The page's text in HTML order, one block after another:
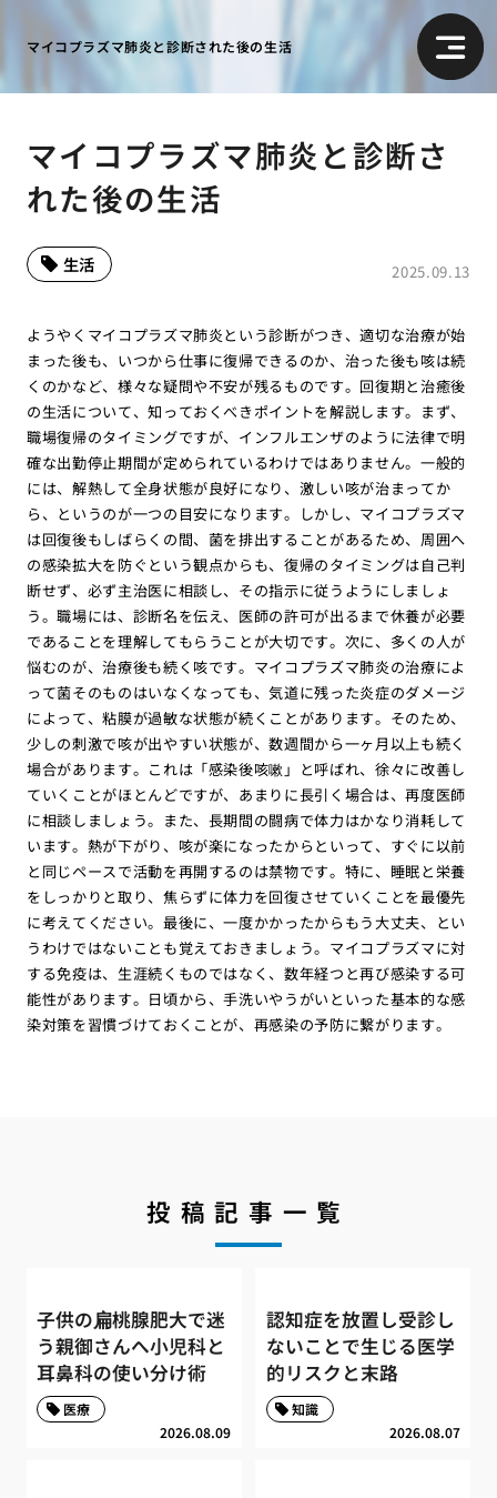
マイコプラズマ肺炎と診断された後の生活
マイコプラズマ肺炎と診断さ
れた後の生活
2025.09.13
生活
ようやくマイコプラズマ肺炎という診断がつき、適切な治療が始
まった後も、いつから仕事に復帰できるのか、治った後も咳は続
くのかなど、様々な疑問や不安が残るものです。回復期と治癒後
の生活について、知っておくべきポイントを解説します。まず、
職場復帰のタイミングですが、インフルエンザのように法律で明
確な出勤停止期間が定められているわけではありません。一般的
には、解熱して全身状態が良好になり、激しい咳が治まってか
ら、というのが一つの目安になります。しかし、マイコプラズマ
は回復後もしばらくの間、菌を排出することがあるため、周囲へ
の感染拡大を防ぐという観点からも、復帰のタイミングは自己判
断せず、必ず主治医に相談し、その指示に従うようにしましょ
う。職場には、診断名を伝え、医師の許可が出るまで休養が必要
であることを理解してもらうことが大切です。次に、多くの人が
悩むのが、治療後も続く咳です。マイコプラズマ肺炎の治療によ
って菌そのものはいなくなっても、気道に残った炎症のダメージ
によって、粘膜が過敏な状態が続くことがあります。そのため、
少しの刺激で咳が出やすい状態が、数週間から一ヶ月以上も続く
場合があります。これは「感染後咳嗽」と呼ばれ、徐々に改善し
ていくことがほとんどですが、あまりに長引く場合は、再度医師
に相談しましょう。また、長期間の闘病で体力はかなり消耗して
います。熱が下がり、咳が楽になったからといって、すぐに以前
と同じペースで活動を再開するのは禁物です。特に、睡眠と栄養
をしっかりと取り、焦らずに体力を回復させていくことを最優先
に考えてください。最後に、一度かかったからもう大丈夫、とい
うわけではないことも覚えておきましょう。マイコプラズマに対
する免疫は、生涯続くものではなく、数年経つと再び感染する可
能性があります。日頃から、手洗いやうがいといった基本的な感
染対策を習慣づけておくことが、再感染の予防に繋がります。
投稿記事一覧
子供の扁桃腺肥大で迷
う親御さんへ小児科と
耳鼻科の使い分け術
2026.08.09
医療
認知症を放置し受診し
ないことで生じる医学
的リスクと末路
2026.08.07
知識